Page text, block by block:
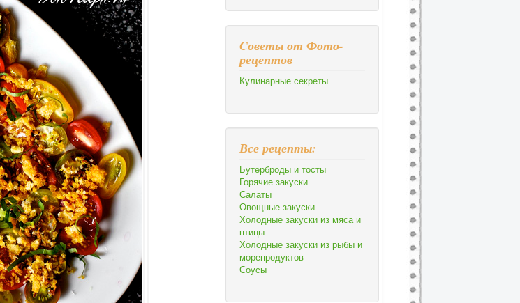
Cоветы от Фото-
рецептов
Кулинарные секреты
Все рецепты:
Бутерброды и тосты
Горячие закуски
Салаты
Овощные закуски
Холодные закуски из мяса и
птицы
Холодные закуски из рыбы и
морепродуктов
Соусы